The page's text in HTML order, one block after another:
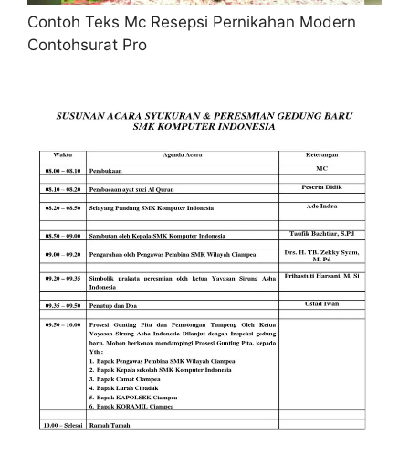
Contoh Teks Mc Resepsi Pernikahan Modern
Contohsurat Pro